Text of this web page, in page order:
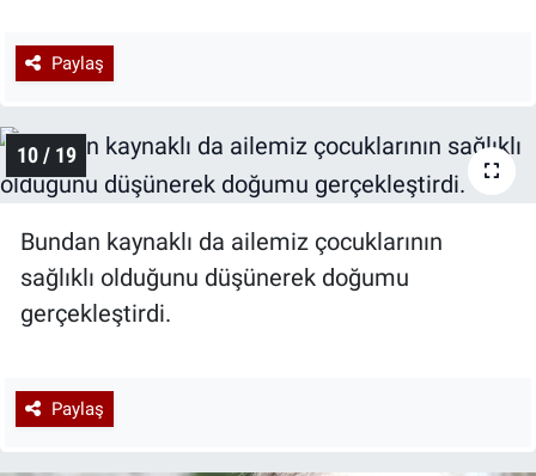
Paylaş
10 / 19
Bundan kaynaklı da ailemiz çocuklarının
sağlıklı olduğunu düşünerek doğumu
gerçekleştirdi.
Paylaş